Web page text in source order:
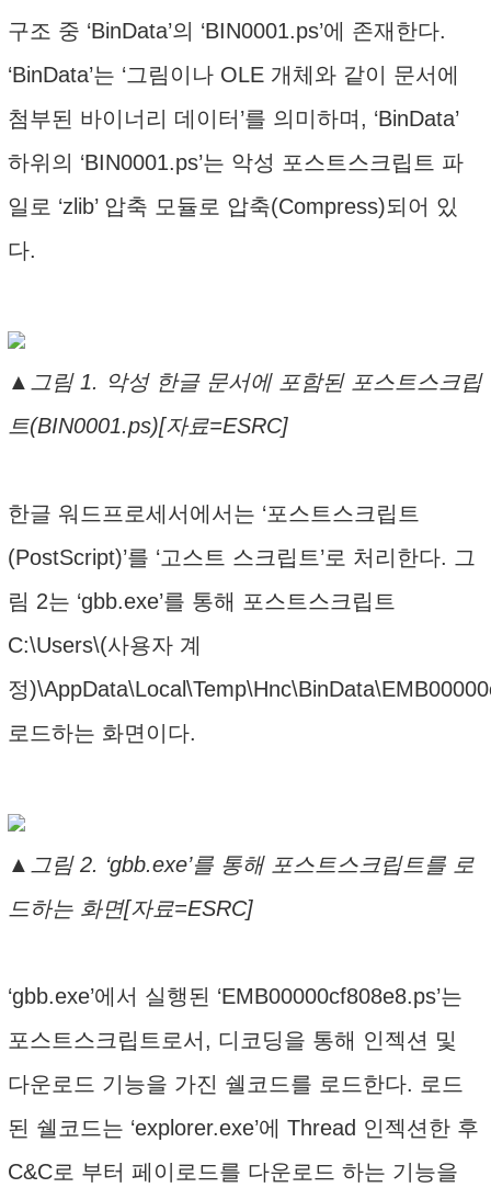
구조 중 ‘BinData’의 ‘BIN0001.ps’에 존재한다.
‘BinData’는 ‘그림이나 OLE 개체와 같이 문서에
첨부된 바이너리 데이터’를 의미하며, ‘BinData’
하위의 ‘BIN0001.ps’는 악성 포스트스크립트 파
일로 ‘zlib’ 압축 모듈로 압축(Compress)되어 있
다.
▲그림 1. 악성 한글 문서에 포함된 포스트스크립
트(BIN0001.ps)[자료=ESRC]
한글 워드프로세서에서는 ‘포스트스크립트
(PostScript)’를 ‘고스트 스크립트’로 처리한다. 그
림 2는 ‘gbb.exe’를 통해 포스트스크립트
C:\Users\(사용자 계
정
로드하는 화면이다.
▲그림 2. ‘gbb.exe’를 통해 포스트스크립트를 로
드하는 화면[자료=ESRC]
‘gbb.exe’에서 실행된 ‘EMB00000cf808e8.ps’는
포스트스크립트로서, 디코딩을 통해 인젝션 및
다운로드 기능을 가진 쉘코드를 로드한다. 로드
된 쉘코드는 ‘explorer.exe’에 Thread 인젝션한 후
C&C로 부터 페이로드를 다운로드 하는 기능을